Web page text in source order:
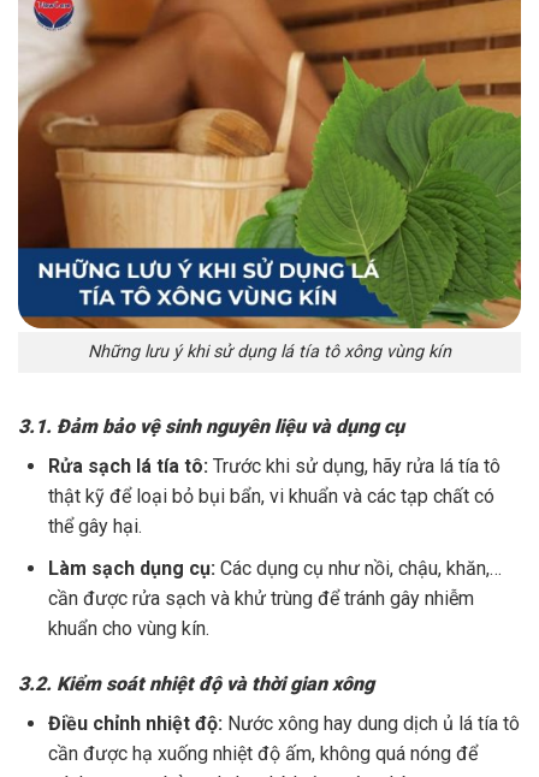
Những lưu ý khi sử dụng lá tía tô xông vùng kín
3.1. Đảm bảo vệ sinh nguyên liệu và dụng cụ
Rửa sạch lá tía tô: Trước khi sử dụng, hãy rửa lá tía tô
thật kỹ để loại bỏ bụi bẩn, vi khuẩn và các tạp chất có
thể gây hại.
Làm sạch dụng cụ: Các dụng cụ như nồi, chậu, khăn,…
cần được rửa sạch và khử trùng để tránh gây nhiễm
khuẩn cho vùng kín.
3.2. Kiểm soát nhiệt độ và thời gian xông
Điều chỉnh nhiệt độ: Nước xông hay dung dịch ủ lá tía tô
cần được hạ xuống nhiệt độ ấm, không quá nóng để